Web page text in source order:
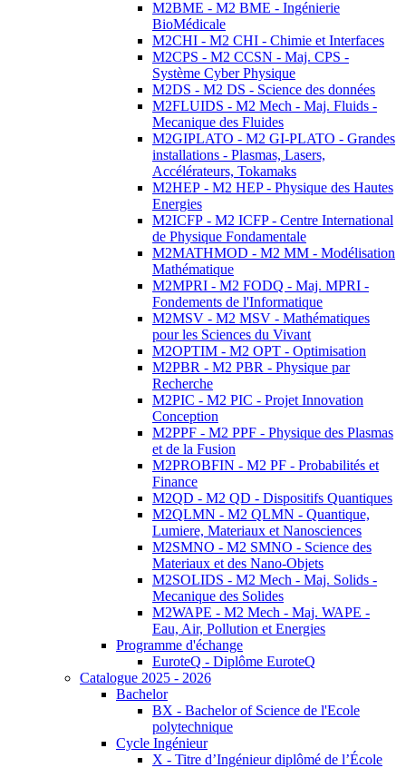
M2BME - M2 BME - Ingénierie
BioMédicale
M2CHI - M2 CHI - Chimie et Interfaces
M2CPS - M2 CCSN - Maj. CPS -
Système Cyber Physique
M2DS - M2 DS - Science des données
M2FLUIDS - M2 Mech - Maj. Fluids -
Mecanique des Fluides
M2GIPLATO - M2 GI-PLATO - Grandes
installations - Plasmas, Lasers,
Accélérateurs, Tokamaks
M2HEP - M2 HEP - Physique des Hautes
Energies
M2ICFP - M2 ICFP - Centre International
de Physique Fondamentale
M2MATHMOD - M2 MM - Modélisation
Mathématique
M2MPRI - M2 FODQ - Maj. MPRI -
Fondements de l'Informatique
M2MSV - M2 MSV - Mathématiques
pour les Sciences du Vivant
M2OPTIM - M2 OPT - Optimisation
M2PBR - M2 PBR - Physique par
Recherche
M2PIC - M2 PIC - Projet Innovation
Conception
M2PPF - M2 PPF - Physique des Plasmas
et de la Fusion
M2PROBFIN - M2 PF - Probabilités et
Finance
M2QD - M2 QD - Dispositifs Quantiques
M2QLMN - M2 QLMN - Quantique,
Lumiere, Materiaux et Nanosciences
M2SMNO - M2 SMNO - Science des
Materiaux et des Nano-Objets
M2SOLIDS - M2 Mech - Maj. Solids -
Mecanique des Solides
M2WAPE - M2 Mech - Maj. WAPE -
Eau, Air, Pollution et Energies
Programme d'échange
EuroteQ - Diplôme EuroteQ
Catalogue 2025 - 2026
Bachelor
BX - Bachelor of Science de l'Ecole
polytechnique
Cycle Ingénieur
X - Titre d’Ingénieur diplômé de l’École